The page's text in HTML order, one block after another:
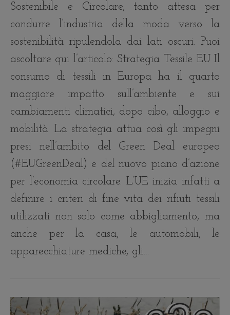
Sostenibile e Circolare, tanto attesa per
condurre l’industria della moda verso la
sostenibilità ripulendola dai lati oscuri. Puoi
ascoltare qui l’articolo: Strategia Tessile EU Il
consumo di tessili in Europa ha il quarto
maggiore impatto sull’ambiente e sui
cambiamenti climatici, dopo cibo, alloggio e
mobilità. La strategia attua così gli impegni
presi nell’ambito del Green Deal europeo
(#EUGreenDeal) e del nuovo piano d’azione
per l’economia circolare. L’UE inizia infatti a
definire i criteri di fine vita dei rifiuti tessili
utilizzati non solo come abbigliamento, ma
anche per la casa, le automobili, le
apparecchiature mediche, gli…